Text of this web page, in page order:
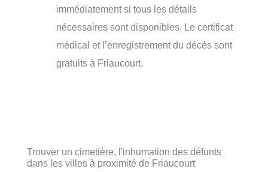
immédiatement si tous les détails
nécessaires sont disponibles. Le certificat
médical et l’enregistrement du décès sont
gratuits à Friaucourt.
Trouver un cimetière, l'inhumation des défunts
dans les villes à proximité de Friaucourt